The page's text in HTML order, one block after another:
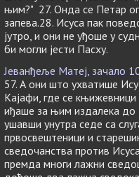
њим?" 27. Онда се Петар
запева.28. Исуса пак
јутро, и они не уђоше у
би могли јести Пасху.
Јеванђеље Матеј, зачало
57. А они што ухватише
Кајафи, где се
иђаше за њим издалека
ушавши унутра седе са
првосвештеници и
сведочанства против
премда многи лажни